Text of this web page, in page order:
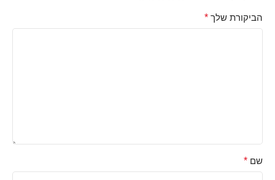
הביקורת שלך *
שם *